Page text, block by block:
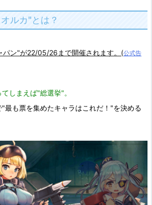
ルカ"とは？
パン"が22/05/26まで開催されます。(公式告
てしまえば"総選挙"。
最も票を集めたキャラはこれだ！"を決める